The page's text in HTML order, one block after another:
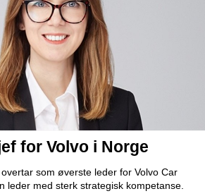
for Volvo i Norge
som øverste leder for Volvo Car
leder med sterk strategisk kompetanse.